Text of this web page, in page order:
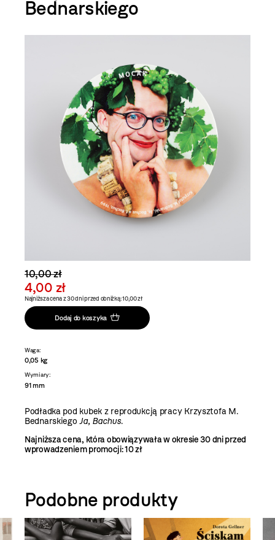
Bednarskiego
10,00 zł
4,00 zł
Najniższa cena z 30 dni przed obniżką: 10,00 zł
Dodaj do koszyka
Waga:
0,05 kg
Wymiary:
91 mm
Podładka pod kubek z reprodukcją pracy Krzysztofa M.
BednarskiegoJa, Bachus.
Najniższa cena, która obowiązywała w okresie 30 dni przed
wprowadzeniem promocji:10 zł
Podobne produkty